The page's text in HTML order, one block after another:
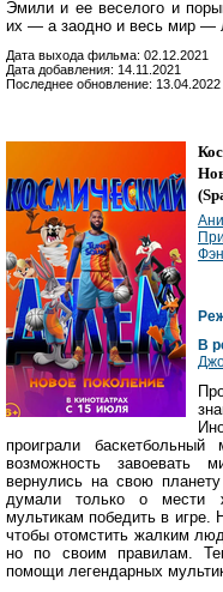
Эмили и ее веселого и
их — а заодно и весь мир —
Дата выхода фильма: 02.12.2021
Дата добавления: 14.11.2021
Последнее обновление: 13.04.2022
(
В
проиграли
возможность завоевать
вернулись на свою
думали только о мести
мультикам победить в игре.
чтобы отомстить жалким
но по своим правилам.
помощи легендарных